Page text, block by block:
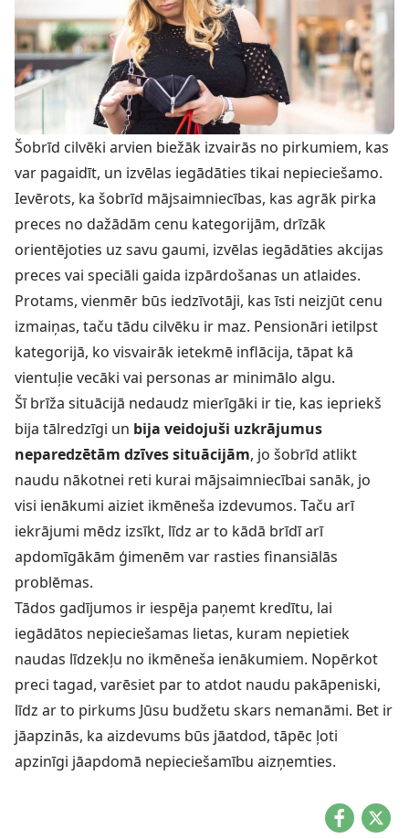
Šobrīd cilvēki arvien biežāk izvairās no pirkumiem, kas
var pagaidīt, un izvēlas iegādāties tikai nepieciešamo.
Ievērots, ka šobrīd mājsaimniecības, kas agrāk pirka
preces no dažādām cenu kategorijām, drīzāk
orientējoties uz savu gaumi, izvēlas iegādāties akcijas
preces vai speciāli gaida izpārdošanas un atlaides.
Protams, vienmēr būs iedzīvotāji, kas īsti neizjūt cenu
izmaiņas, taču tādu cilvēku ir maz. Pensionāri ietilpst
kategorijā, ko visvairāk ietekmē inflācija, tāpat kā
vientuļie vecāki vai personas ar minimālo algu.
Šī brīža situācijā nedaudz mierīgāki ir tie, kas iepriekš
bija tālredzīgi un bija veidojuši uzkrājumus
neparedzētām dzīves situācijām, jo šobrīd atlikt
naudu nākotnei reti kurai mājsaimniecībai sanāk, jo
visi ienākumi aiziet ikmēneša izdevumos. Taču arī
iekrājumi mēdz izsīkt, līdz ar to kādā brīdī arī
apdomīgākām ģimenēm var rasties finansiālās
problēmas.
Tādos gadījumos ir iespēja paņemt kredītu, lai
iegādātos nepieciešamas lietas, kuram nepietiek
naudas līdzekļu no ikmēneša ienākumiem. Nopērkot
preci tagad, varēsiet par to atdot naudu pakāpeniski,
līdz ar to pirkums Jūsu budžetu skars nemanāmi. Bet ir
jāapzinās, ka aizdevums būs jāatdod, tāpēc ļoti
apzinīgi jāapdomā nepieciešamību aizņemties.